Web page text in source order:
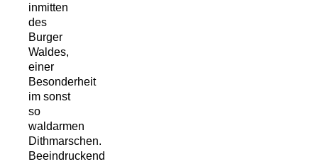
inmitten
des
Burger
Waldes,
einer
Besonderheit
im sonst
so
waldarmen
Dithmarschen.
Beeindruckend